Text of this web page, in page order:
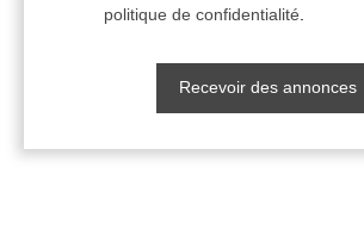
politique de confidentialité
Recevoir des annonces